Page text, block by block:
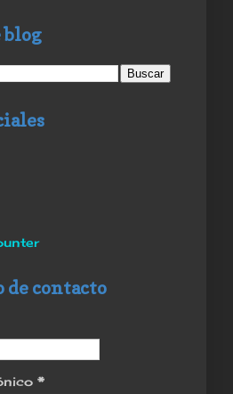
blog
contacto
*